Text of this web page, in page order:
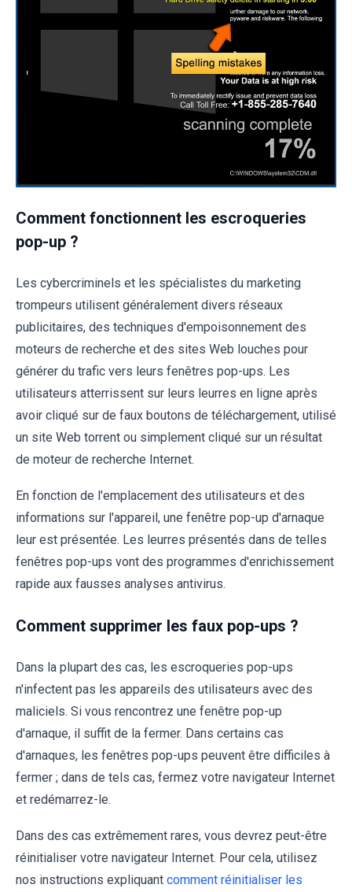
Comment fonctionnent les escroqueries
pop-up ?
Les cybercriminels et les spécialistes du marketing
trompeurs utilisent généralement divers réseaux
publicitaires, des techniques d'empoisonnement des
moteurs de recherche et des sites Web louches pour
générer du trafic vers leurs fenêtres pop-ups. Les
utilisateurs atterrissent sur leurs leurres en ligne après
avoir cliqué sur de faux boutons de téléchargement, utilisé
un site Web torrent ou simplement cliqué sur un résultat
de moteur de recherche Internet.
En fonction de l'emplacement des utilisateurs et des
informations sur l'appareil, une fenêtre pop-up d'arnaque
leur est présentée. Les leurres présentés dans de telles
fenêtres pop-ups vont des programmes d'enrichissement
rapide aux fausses analyses antivirus.
Comment supprimer les faux pop-ups ?
Dans la plupart des cas, les escroqueries pop-ups
n'infectent pas les appareils des utilisateurs avec des
maliciels. Si vous rencontrez une fenêtre pop-up
d'arnaque, il suffit de la fermer. Dans certains cas
d'arnaques, les fenêtres pop-ups peuvent être difficiles à
fermer ; dans de tels cas, fermez votre navigateur Internet
et redémarrez-le.
Dans des cas extrêmement rares, vous devrez peut-être
réinitialiser votre navigateur Internet. Pour cela, utilisez
nos instructions expliquant comment réinitialiser les